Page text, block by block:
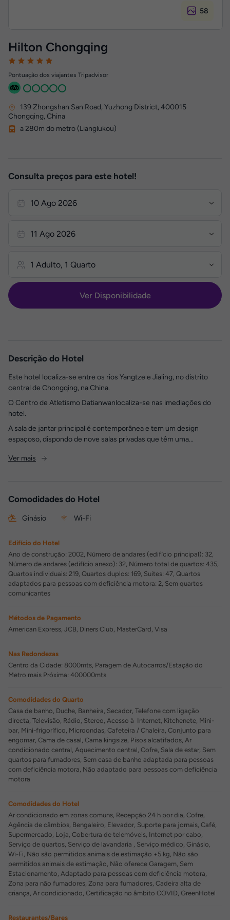
58
Hilton Chongqing
Pontuação dos viajantes Tripadvisor
139 Zhongshan San Road, Yuzhong District, 400015
Chongqing, China
a 280m do metro (Lianglukou)
Consulta preços para este hotel!
Ver Disponibilidade
Descrição do Hotel
Este hotel localiza-se entre os rios Yangtze e Jialing, no distrito
central de Chongqing, na China.
O Centro de Atletismo Datianwanlocaliza-se nas imediações do
hotel.
A sala de jantar principal é contemporânea e tem um design
espaçoso, dispondo de nove salas privadas que têm uma...
Ver mais
Comodidades do Hotel
Ginásio Wi-Fi
Edifício do Hotel
Ano de construção: 2002, Número de andares (edifício principal): 32,
Número de andares (edifício anexo): 32, Número total de quartos: 435,
Quartos individuais: 219, Quartos duplos: 169, Suites: 47, Quartos
adaptados para pessoas com deficiência motora: 2, Sem quartos
comunicantes
Métodos de Pagamento
American Express, JCB, Diners Club, MasterCard, Visa
Nas Redondezas
Centro da Cidade: 8000mts, Paragem de Autocarros/Estação do
Metro mais Próxima: 400000mts
Comodidades do Quarto
Casa de banho, Duche, Banheira, Secador, Telefone com ligação
directa, Televisão, Rádio, Stereo, Acesso à Internet, Kitchenete, Mini-
bar, Mini-frigorífico, Microondas, Cafeteira / Chaleira, Conjunto para
engomar, Cama de casal, Cama kingsize, Pisos alcatifados, Ar
condicionado central, Aquecimento central, Cofre, Sala de estar, Sem
quartos para fumadores, Sem casa de banho adaptada para pessoas
com deficiência motora, Não adaptado para pessoas com deficiência
motora
Comodidades do Hotel
Ar condicionado em zonas comuns, Recepção 24 h por dia, Cofre,
Agência de câmbios, Bengaleiro, Elevador, Suporte para jornais, Café,
Supermercado, Loja, Cobertura de telemóveis, Internet por cabo,
Serviço de quartos, Serviço de lavandaria , Serviço médico, Ginásio,
Wi-Fi, Não são permitidos animais de estimação +5 kg, Não são
permitidos animais de estimação, Não oferece Garagem, Sem
Estacionamento, Adaptado para pessoas com deficiência motora,
Zona para não fumadores, Zona para fumadores, Cadeira alta de
criança, Ar condicionado, Certificação no âmbito COVID, GreenHotel
Restaurantes/Bares